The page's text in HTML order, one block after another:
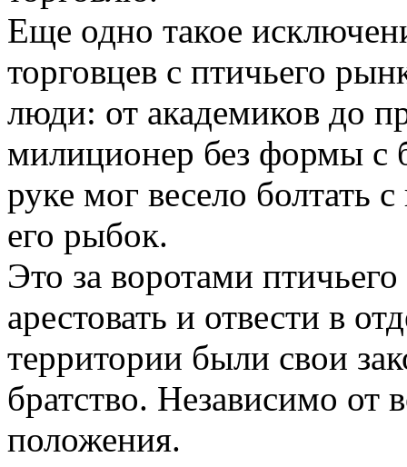
Еще одно такое
торговцев с птичьего
люди: от академиков до
милиционер без формы с
руке мог весело болтать
его рыбок.
Это за воротами
арестовать и отвести в
территории были свои
братство. Независимо от
положения.